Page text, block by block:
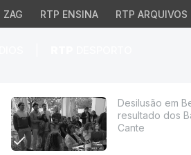
ZAG RTP ENSINA RTP ARQUIVOS
doDesilusão em
resultado dos
Cante